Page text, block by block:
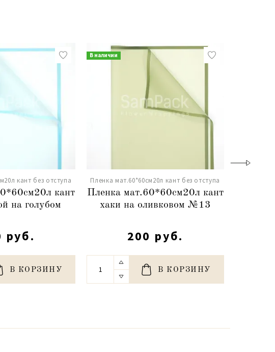
кант без отступа
кант
на голубом
руб.
В КОРЗИНУ
В наличии
Пленка мат.60*60см20л кант без отступа
Пленка мат.60*60см20л кант
хаки на оливковом №13
200 руб.
В КОРЗИНУ